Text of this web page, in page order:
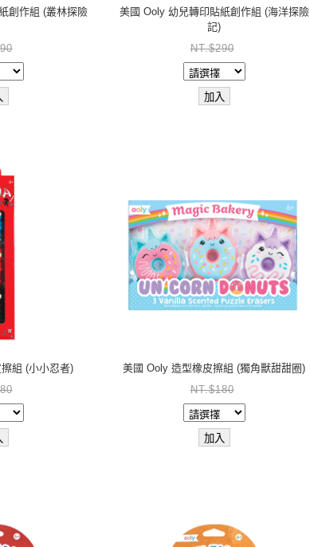
創作組 (叢林探險
美國 Ooly 幼兒轉印貼紙創作組 (海洋探險
記)
NT.$290
組 (小小忍者)
美國 Ooly 造型橡皮擦組 (獨角獸甜甜圈)
NT.$180